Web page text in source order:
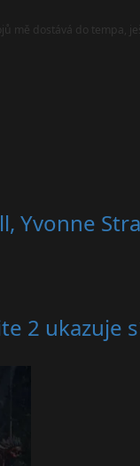
mě dostává do tempa,
Yvonne
2 ukazuje